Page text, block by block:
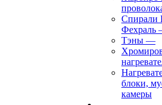
Спирали
Фехраль
Тэны —
блоки,
камеры